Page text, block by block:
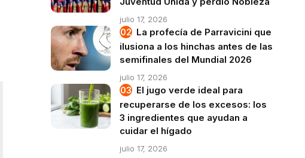
julio 17, 2026
La profecía de Parravicini que
ilusiona a los hinchas antes de las
semifinales del Mundial 2026
julio 17, 2026
El jugo verde ideal para
recuperarse de los excesos: los
3 ingredientes que ayudan a
cuidar el hígado
julio 17, 2026